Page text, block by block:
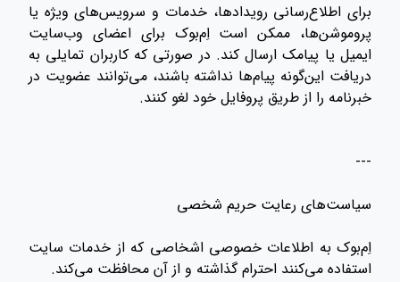
برای اطلاع‌رسانی رویدادها، خدمات و سرویس‌های ویژه یا
پروموشن‌ها، ممکن است اِم‌بوک برای اعضای وب‌سایت
ایمیل یا پیامک ارسال کند. در صورتی که کاربران تمایلی به
دریافت این‌گونه پیام‌ها نداشته باشند، می‌توانند عضویت در
خبرنامه را از طریق پروفایل خود لغو کنند.
---
سیاست‌های رعایت حریم شخصی
اِم‌بوک به اطلاعات خصوصی اشخاصی که از خدمات سایت
استفاده می‌کنند احترام گذاشته و از آن محافظت می‌کند.